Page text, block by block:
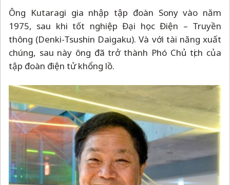
Ông Kutaragi gia nhập tập đoàn Sony vào năm
1975, sau khi tốt nghiệp Đại học Điện – Truyền
thông (Denki-Tsushin Daigaku). Và với tài năng xuất
chúng, sau này ông đã trở thành Phó Chủ tịch của
tập đoàn điện tử khổng lồ.